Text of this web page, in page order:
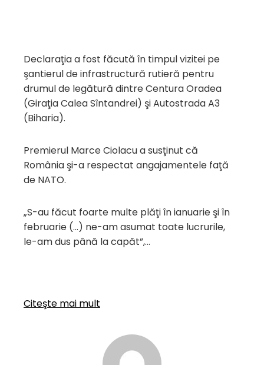
Declaraţia a fost făcută în timpul vizitei pe
şantierul de infrastructură rutieră pentru
drumul de legătură dintre Centura Oradea
(Giraţia Calea Sîntandrei) şi Autostrada A3
(Biharia).
Premierul Marce Ciolacu a susţinut că
România şi-a respectat angajamentele faţă
de NATO.
„S-au făcut foarte multe plăţi în ianuarie şi în
februarie (…) ne-am asumat toate lucrurile,
le-am dus până la capăt”,…
Citeşte mai mult